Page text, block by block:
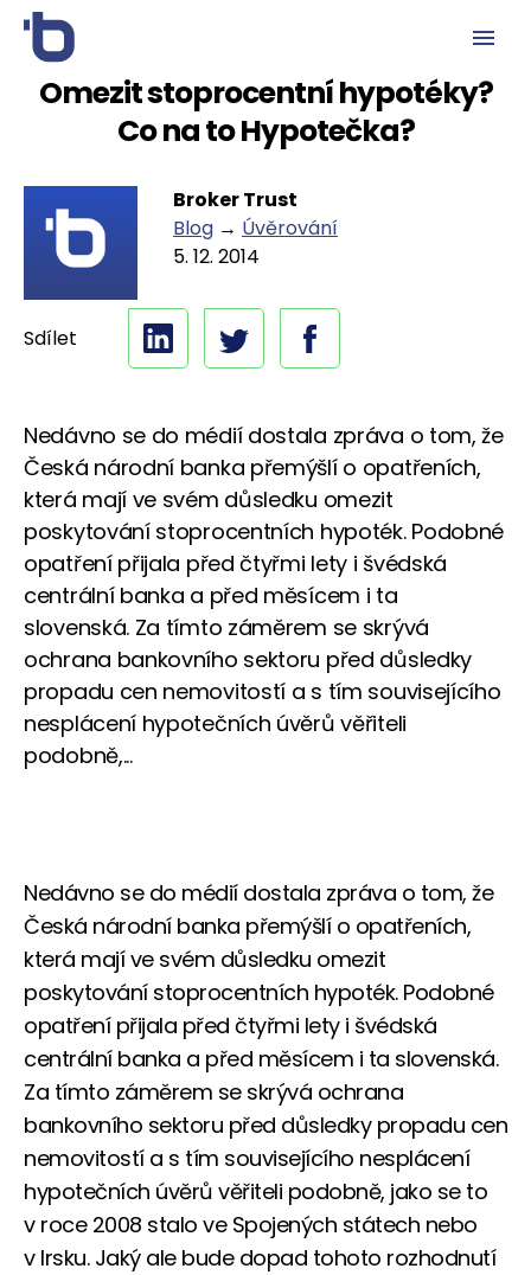
Omezit stoprocentní hypotéky?
Co na to Hypotečka?
Broker Trust
Blog → Úvěrování
5. 12. 2014
Sdílet
Nedávno se do médií dostala zpráva o tom, že
Česká národní banka přemýšlí o opatřeních,
která mají ve svém důsledku omezit
poskytování stoprocentních hypoték. Podobné
opatření přijala před čtyřmi lety i švédská
centrální banka a před měsícem i ta
slovenská. Za tímto záměrem se skrývá
ochrana bankovního sektoru před důsledky
propadu cen nemovitostí a s tím souvisejícího
nesplácení hypotečních úvěrů věřiteli
podobně,...
Nedávno se do médií dostala zpráva o tom, že
Česká národní banka přemýšlí o opatřeních,
která mají ve svém důsledku omezit
poskytování stoprocentních hypoték. Podobné
opatření přijala před čtyřmi lety i švédská
centrální banka a před měsícem i ta slovenská.
Za tímto záměrem se skrývá ochrana
bankovního sektoru před důsledky propadu cen
nemovitostí a s tím souvisejícího nesplácení
hypotečních úvěrů věřiteli podobně, jako se to
v roce 2008 stalo ve Spojených státech nebo
v Irsku. Jaký ale bude dopad tohoto rozhodnutí